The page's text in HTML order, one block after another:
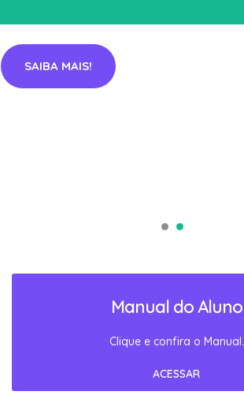
SAIBA MAIS!
Manual do Aluno
Clique e confira o Manual.
ACESSAR